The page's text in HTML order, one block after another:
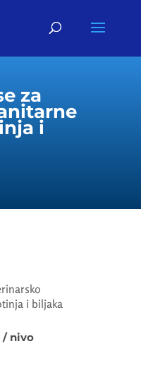
za
i
i biljaka
/ nivo